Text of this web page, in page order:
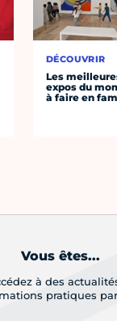
DÉCOUVRIR
Les
expos du
à faire en
Vous êtes...
à des
pratiques